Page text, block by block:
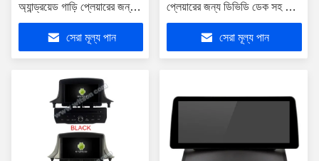
অ্যান্ড্রয়েড গাড়ি প্লেয়ারের জন্য
ডিভিডি ডেক সহ 7 "স্ক্রিন ই এম
সেরা মূল্য পান
প্লেয়ারের জন্য ডিভিডি ডেক সহ 7
"স্ক্রিন ই এম স্টাইল
সেরা মূল্য পান